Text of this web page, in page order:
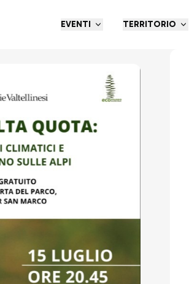
EVENTI TERRITORIO